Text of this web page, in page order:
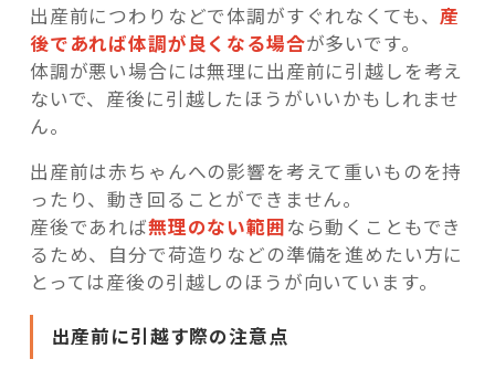
出産前につわりなどで体調がすぐれなくても、 産
後であれば体調が良くなる場合が多いです。
体調が悪い場合には無理に出産前に引越しを考え
ないで、産後に引越したほうがいいかもしれませ
ん。
出産前は赤ちゃんへの影響を考えて重いものを持
ったり、動き回ることができません。
産後であれば無理のない範囲なら動くこともでき
るため、自分で荷造りなどの準備を進めたい方に
とっては産後の引越しのほうが向いています。
出産前に引越す際の注意点